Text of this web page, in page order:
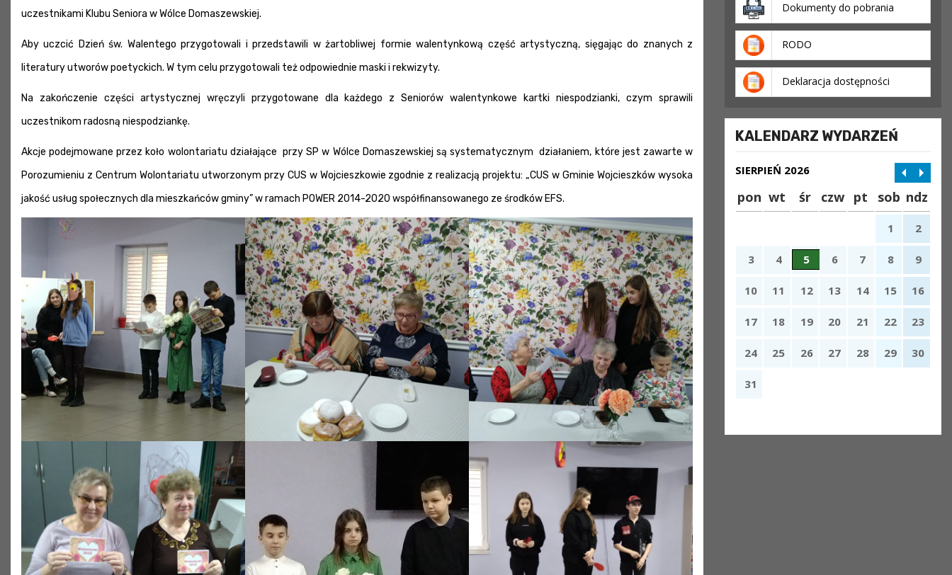
uczestnikami Klubu Seniora w Wólce Domaszewskiej.
Aby uczcić Dzień św. Walentego przygotowali i przedstawili w żartobliwej formie walentynkową część artystyczną, sięgając do znanych z
literatury utworów poetyckich. W tym celu przygotowali też odpowiednie maski i rekwizyty.
Na zakończenie części artystycznej wręczyli przygotowane dla każdego z Seniorów walentynkowe kartki niespodzianki, czym sprawili
uczestnikom radosną niespodziankę.
Akcje podejmowane przez koło wolontariatu działające przy SP w Wólce Domaszewskiej są systematycznym działaniem, które jest zawarte w
Porozumieniu z Centrum Wolontariatu utworzonym przy CUS w Wojcieszkowie zgodnie z realizacją projektu: „CUS w Gminie Wojcieszków wysoka
jakość usług społecznych dla mieszkańców gminy” w ramach POWER 2014-2020 współfinansowanego ze środków EFS.
Dokumenty do pobrania
RODO
Deklaracja dostępności
KALENDARZ WYDARZEŃ
SIERPIEŃ 2026
pon wt śr czw pt sob ndz
1 2
3 4 5 6 7 8 9
10 11 12 13 14 15 16
17 18 19 20 21 22 23
24 25 26 27 28 29 30
31